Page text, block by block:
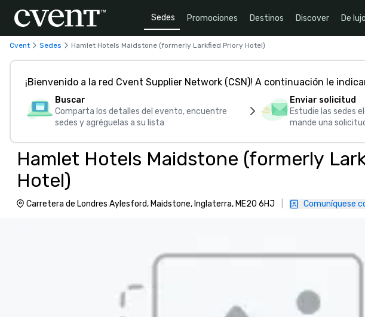
Sedes Promociones Destinos Discover De lujo
Cvent Sedes Hamlet Hotels Maidstone (formerly Larkfied Priory Hotel)
¡Bienvenido a la red Cvent Supplier Network (CSN)! A continuación le
Buscar
Comparta los detalles del evento, encuentre
sedes y agréguelas a su lista
Enviar solicitud
Estudie las sedes
mande una
Hamlet Hotels Maidstone (formerly
Hotel)
Carretera de Londres Aylesford, Maidstone, Inglaterra, ME20 6HJ Comuníquese